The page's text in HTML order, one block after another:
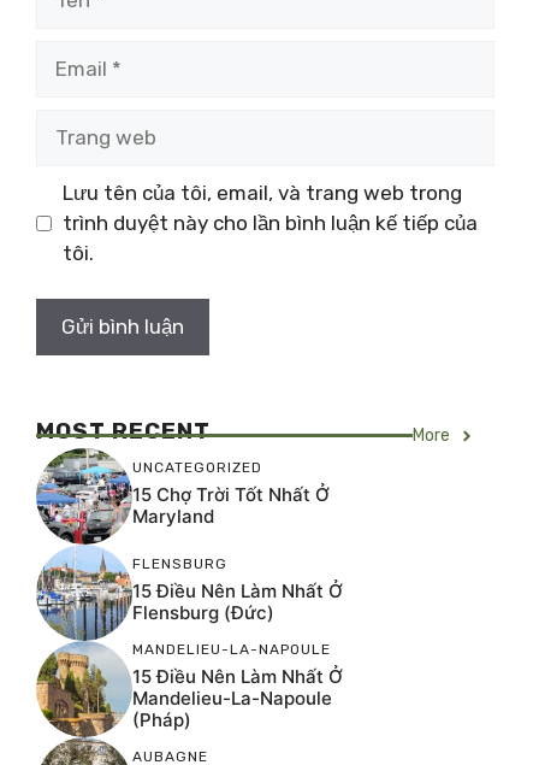
web
Lưu tên của tôi, email, và trang web trong
trình duyệt này cho lần bình luận kế tiếp của
tôi.
MOST RECENT More
UNCATEGORIZED
15 Chợ Trời Tốt Nhất Ở
Maryland
FLENSBURG
15 Điều Nên Làm Nhất Ở
Flensburg (Đức)
MANDELIEU-LA-NAPOULE
15 Điều Nên Làm Nhất Ở
Mandelieu-La-Napoule
(Pháp)
AUBAGNE